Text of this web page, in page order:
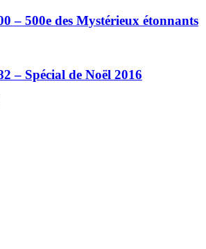
– 500e des Mystérieux étonnants
– Spécial de Noël 2016